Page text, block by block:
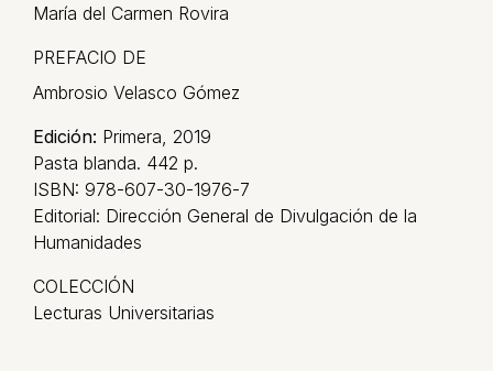
María del Carmen Rovira
PREFACIO DE
Ambrosio Velasco Gómez
Edición: Primera, 2019
Pasta blanda. 442 p.
ISBN: 978-607-30-1976-7
Editorial: Dirección General de Divulgación de la
Humanidades
COLECCIÓN
Lecturas Universitarias